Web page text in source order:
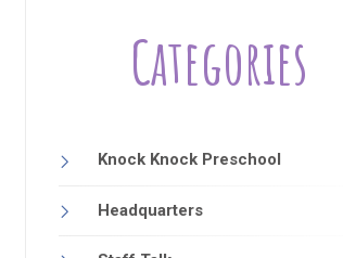
Categories
Knock Knock Preschool
Headquarters